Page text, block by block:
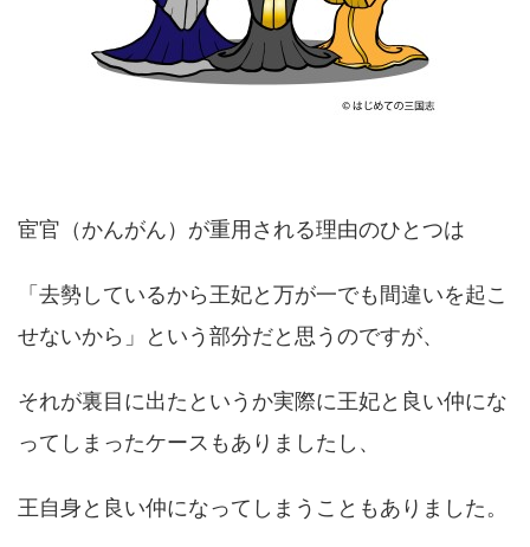
宦官（かんがん）が重用される理由のひとつは
「去勢しているから王妃と万が一でも間違いを起こ
せないから」という部分だと思うのですが、
それが裏目に出たというか実際に王妃と良い仲にな
ってしまったケースもありましたし、
王自身と良い仲になってしまうこともありました。